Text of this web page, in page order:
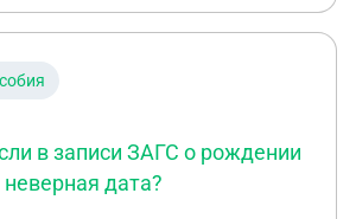
в записи ЗАГС о рождении
дата?